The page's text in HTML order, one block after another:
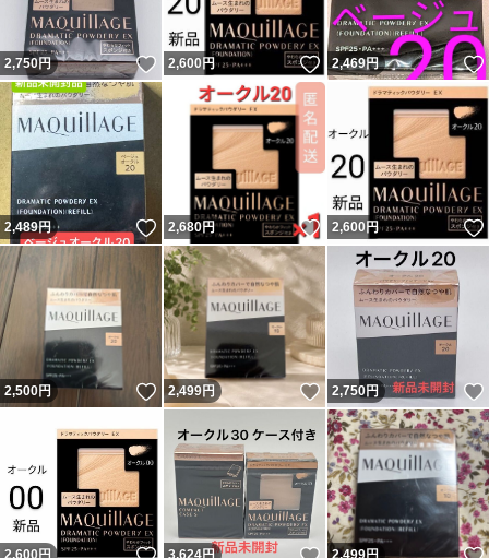
2,750円 いいね！
2,600 円 いいね！
2,469円
2,489円 いいね！
2,680円 いいね！
2,600 円
2,500円 いいね！
2,499円 いいね！
2,750円